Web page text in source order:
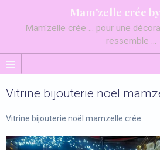
Mam'zelle crée
Mam'zelle crée ... pour une
ressemble ...
Vitrine bijouterie noël
Vitrine bijouterie noël mamzelle crée